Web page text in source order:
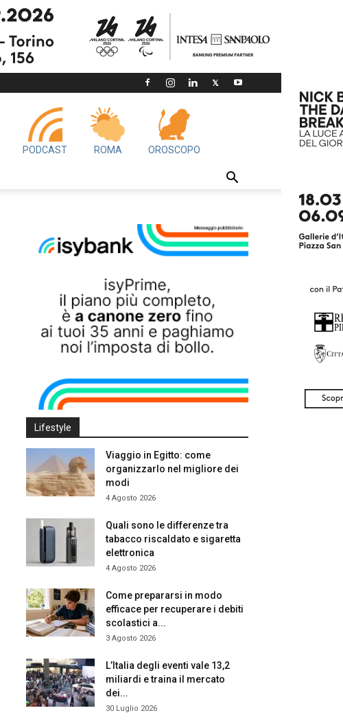
PODCAST ROMA OROSCOPO
Lifestyle
Viaggio in Egitto: come
organizzarlo nel migliore dei
modi
4 Agosto 2026
Quali sono le differenze tra
tabacco riscaldato e sigaretta
elettronica
4 Agosto 2026
Come prepararsi in modo
efficace per recuperare i debiti
scolastici a...
3 Agosto 2026
L’Italia degli eventi vale 13,2
miliardi e traina il mercato
dei...
30 Luglio 2026